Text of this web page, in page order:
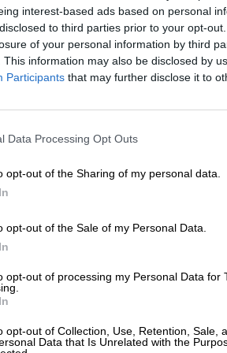
interest-based ads based on personal
to third parties prior to your opt-
of your personal information by third
This information may also be disclosed by
Participants that may further disclose it to
Data Processing Opt Outs
opt-out of the Sharing of my personal data.
opt-out of the Sale of my Personal Data.
opt-out of processing my Personal Data for
opt-out of Collection, Use, Retention, Sale,
Data that Is Unrelated with the
* Prijzen zijn inclusief wettelijke
* Prijzen zijn inclusief accijns
Omschrijving Info
Voor kinderen is Kerstmis
adventskalender en een
eindelijk uit de kelder worden
chocolade en andere
verwachting van kerstavond.
onder de prachtig versierde en
chocolade, cadeautjes,
volwassenen brengt de
Gelukkig zijn er ook voor
We stellen je graag voor aan
kruiden kou en stress verjaagt.
advent gebrouwen en bekoort